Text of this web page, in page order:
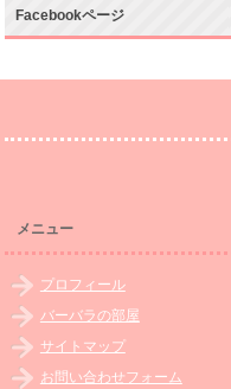
Facebookページ
メニュー
プロフィール
バーバラの部屋
サイトマップ
お問い合わせフォーム